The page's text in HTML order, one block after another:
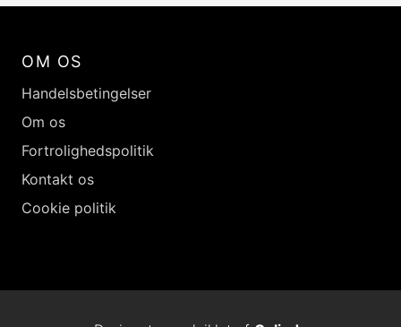
OM OS
Handelsbetingelser
Om os
Fortrolighedspolitik
Kontakt os
Cookie politik